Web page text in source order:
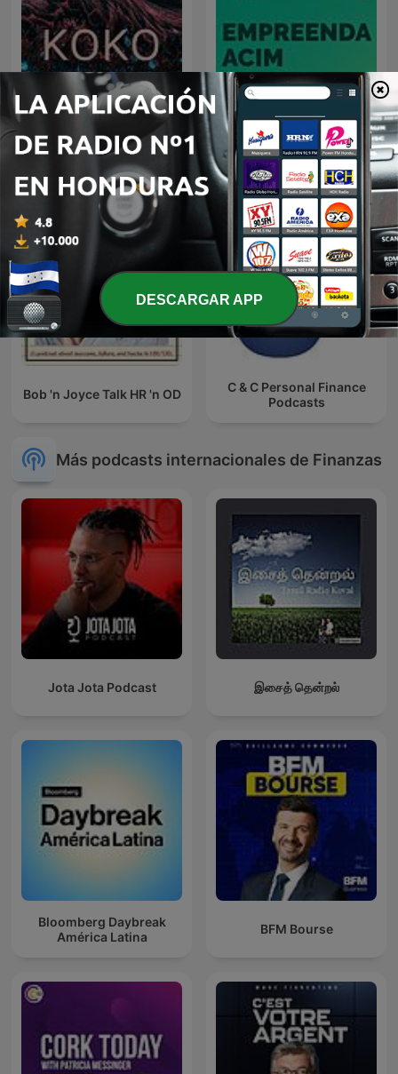
K O K O Empreenda ACIM
Bob 'n Joyce Talk HR 'n OD
C & C Personal Finance
Podcasts
Más podcasts internacionales de Finanzas
Jota Jota Podcast இசைத் தென்றல்
Bloomberg Daybreak
América Latina
BFM Bourse
DESCARGAR APP